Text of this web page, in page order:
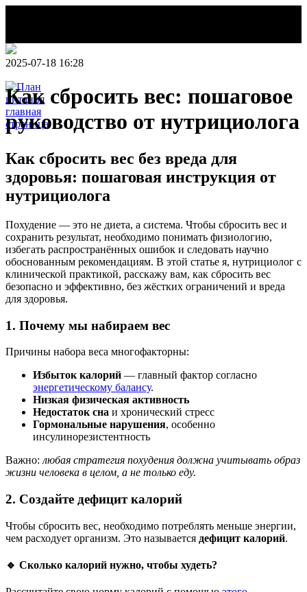
НОВОСТИ
Делаем этот
План
питания
2025-07-18 16:28
Как сбросить вес: пошаговое
руководство от нутрициолога
Как сбросить вес без вреда для
здоровья: пошаговая инструкция от
нутрициолога
Похудение — это не диета, а система. Чтобы сбросить вес и
сохранить результат, необходимо понимать физиологию,
избегать распространённых ошибок и следовать научно
обоснованным рекомендациям. В этой статье я, нутрициолог с
клинической практикой, расскажу вам, как сбросить вес
безопасно и эффективно, без жёстких ограничений и вреда
для здоровья.
1. Почему мы набираем вес
Причины набора веса многофакторны:
Избыток калорий — главный фактор согласно
энергетическому балансу.
Низкая физическая активность
Недостаток сна и хронический стресс
Гормональные нарушения, особенно
инсулинорезистентность
Важно: любая стратегия похудения должна учитывать образ
жизни человека в целом, а не только еду.
2. Создайте дефицит калорий
Чтобы сбросить вес, необходимо потреблять меньше энергии,
чем расходует организм. Это называется дефицит калорий.
🔹 Сколько калорий нужно, чтобы худеть?